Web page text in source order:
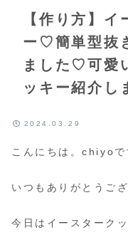
【作り方】
ー♡簡単型抜
ました♡可愛
ッキー紹介し
2024.03.29
こんにちは。chiyo
いつもありがとうご
今日はイースターク